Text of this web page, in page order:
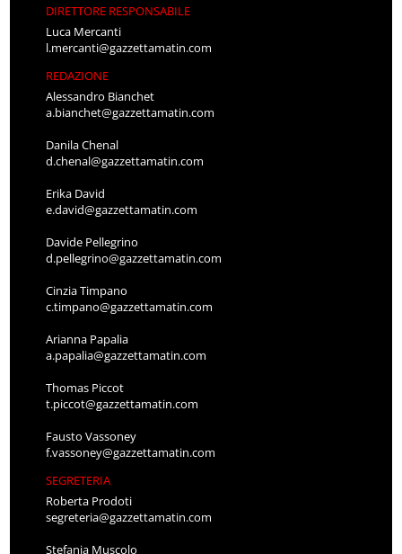
DIRETTORE RESPONSABILE
Luca Mercanti
l.mercanti@gazzettamatin.com
REDAZIONE
Alessandro Bianchet
a.bianchet@gazzettamatin.com
Danila Chenal
d.chenal@gazzettamatin.com
Erika David
e.david@gazzettamatin.com
Davide Pellegrino
d.pellegrino@gazzettamatin.com
Cinzia Timpano
c.timpano@gazzettamatin.com
Arianna Papalia
a.papalia@gazzettamatin.com
Thomas Piccot
t.piccot@gazzettamatin.com
Fausto Vassoney
f.vassoney@gazzettamatin.com
SEGRETERIA
Roberta Prodoti
segreteria@gazzettamatin.com
Stefania Muscolo